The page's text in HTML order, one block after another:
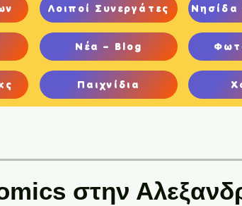
Λοιποί Συνεργάτες Νησίδα
Νέα – Blog
Παιχνίδια
στην